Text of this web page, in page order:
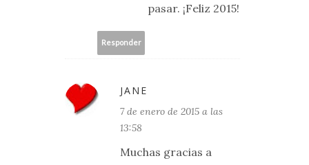
pasar. ¡Feliz 2015!
Responder
JANE
7 de enero de 2015 a las
13:58
Muchas gracias a